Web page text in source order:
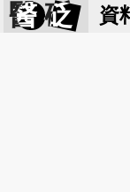
醫 砭 資